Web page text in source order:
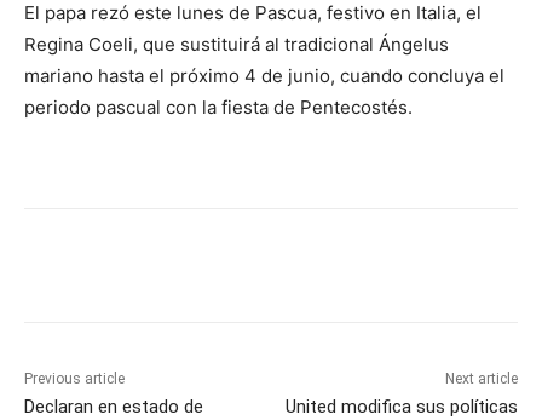
El papa rezó este lunes de Pascua, festivo en Italia, el
Regina Coeli, que sustituirá al tradicional Ángelus
mariano hasta el próximo 4 de junio, cuando concluya el
periodo pascual con la fiesta de Pentecostés.
Previous article
Declaran en estado de
Next article
United modifica sus políticas